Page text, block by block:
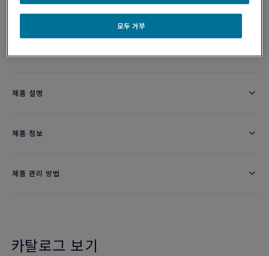
이메일 주문
부티크 구매 가능 여부
제품 설명
제품 정보
제품 관리 방법
카탈로그 보기
모두 거부